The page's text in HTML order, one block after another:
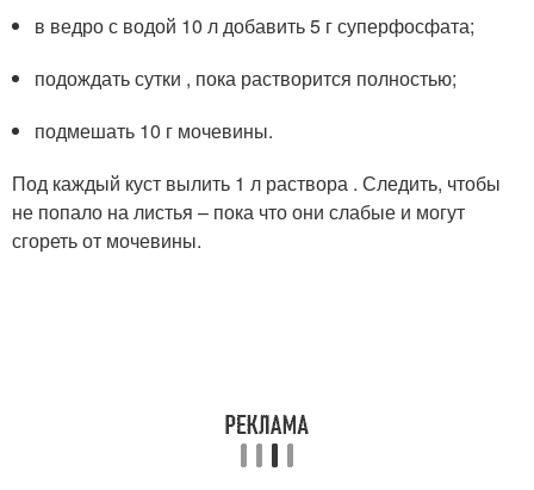
в ведро с водой 10 л добавить 5 г суперфосфата;
подождать сутки , пока растворится полностью;
подмешать 10 г мочевины.
Под каждый куст вылить 1 л раствора . Следить, чтобы
не попало на листья – пока что они слабые и могут
сгореть от мочевины.